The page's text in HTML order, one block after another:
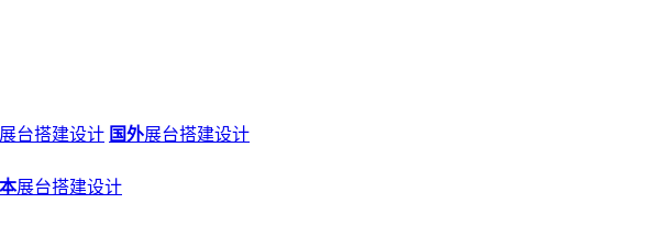
展台搭建设计 国外展台搭建设计
展台搭建设计